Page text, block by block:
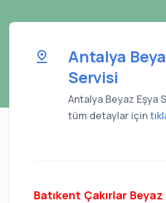
Antalya
Servisi
Antalya Beyaz Eşya
tüm detaylar için
Batıkent Çakırlar Beyaz